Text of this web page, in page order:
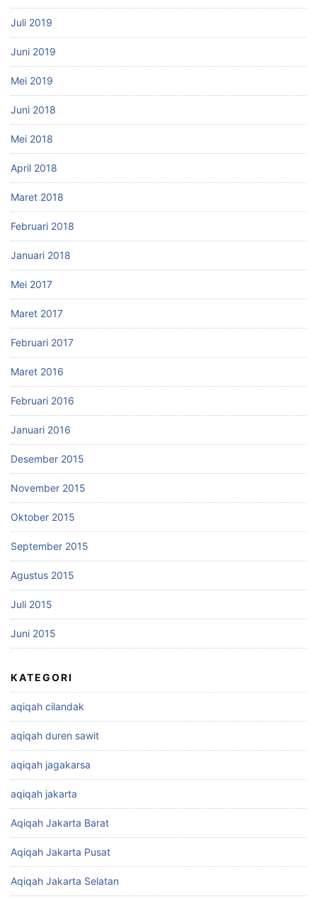
Juli 2019
Juni 2019
Mei 2019
Juni 2018
Mei 2018
April 2018
Maret 2018
Februari 2018
Januari 2018
Mei 2017
Maret 2017
Februari 2017
Maret 2016
Februari 2016
Januari 2016
Desember 2015
November 2015
Oktober 2015
September 2015
Agustus 2015
Juli 2015
Juni 2015
KATEGORI
aqiqah cilandak
aqiqah duren sawit
aqiqah jagakarsa
aqiqah jakarta
Aqiqah Jakarta Barat
Aqiqah Jakarta Pusat
Aqiqah Jakarta Selatan